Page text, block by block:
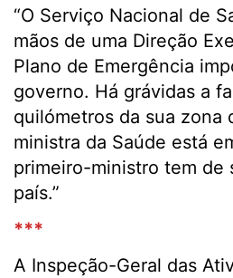
“O Serviço Nacional de
mãos de uma Direção
Plano de Emergência
governo. Há grávidas a
quilómetros da sua zona
ministra da Saúde está
primeiro-ministro tem de
país.”
***
A Inspeção-Geral das